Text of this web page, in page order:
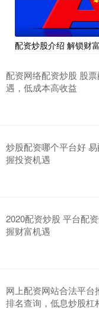
配资炒股介绍 解锁财
配资网络配资炒股 股
遇，低成本高收益
炒股配资哪个平台好
握投资机遇
2020配资炒股 平台配
握财富机遇
网上配资网站合法平台
排名查询，低息炒股杠